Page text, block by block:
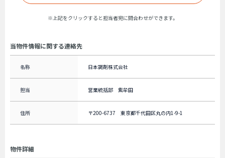
※上記をクリックすると担当者宛に問合わせができます。
当物件情報に関する連絡先
名称 日本調剤株式会社
担当 営業統括部 紫牟田
住所 〒200-6737 東京都千代田区丸の内1-9-1
物件詳細